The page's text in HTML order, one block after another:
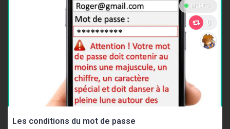
MEMES
0
Les conditions du mot de passe